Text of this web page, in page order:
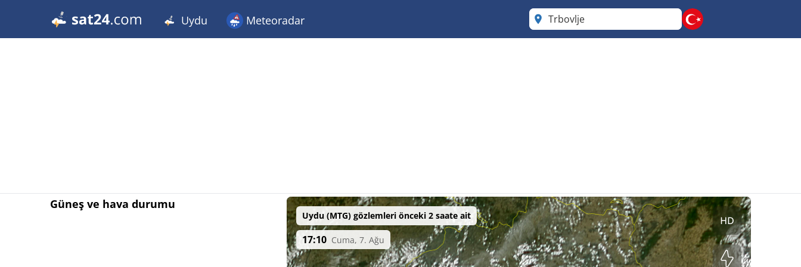
Uydu Meteoradar Trbovlje
Güneş ve hava durumu
Uydu (MTG) gözlemleri önceki 2 saate ait
17:10 Cuma, 7. Ağu